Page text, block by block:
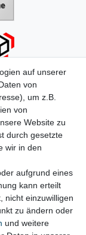
auf unserer
von
um z.B.
von
Website zu
durch gesetzte
wir in den
aufgrund eines
kann erteilt
nicht einzuwilligen
zu ändern oder
und weitere